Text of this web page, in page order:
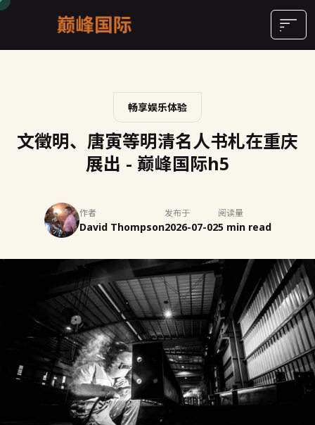
畅享娱乐体验
文徵明、唐寅等明清名人书札在重庆
展出 - 巅峰国际h5
作者
David Thompson
发布于
2026-07-02
阅读量
5 min read